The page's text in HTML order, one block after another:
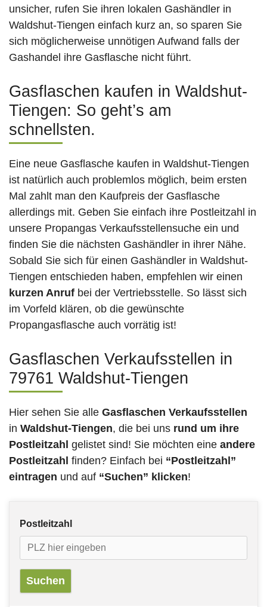
unsicher, rufen Sie ihren lokalen Gashändler in
Waldshut-Tiengen einfach kurz an, so sparen Sie
sich möglicherweise unnötigen Aufwand falls der
Gashandel ihre Gasflasche nicht führt.
Gasflaschen kaufen in Waldshut-
Tiengen: So geht’s am
schnellsten.
Eine neue Gasflasche kaufen in Waldshut-Tiengen
ist natürlich auch problemlos möglich, beim ersten
Mal zahlt man den Kaufpreis der Gasflasche
allerdings mit. Geben Sie einfach ihre Postleitzahl in
unsere Propangas Verkaufsstellensuche ein und
finden Sie die nächsten Gashändler in ihrer Nähe.
Sobald Sie sich für einen Gashändler in Waldshut-
Tiengen entschieden haben, empfehlen wir einen
kurzen Anruf bei der Vertriebsstelle. So lässt sich
im Vorfeld klären, ob die gewünschte
Propangasflasche auch vorrätig ist!
Gasflaschen Verkaufsstellen in
79761 Waldshut-Tiengen
Hier sehen Sie alle Gasflaschen Verkaufsstellen
in Waldshut-Tiengen, die bei uns rund um ihre
Postleitzahl gelistet sind! Sie möchten eine andere
Postleitzahl finden? Einfach bei “Postleitzahl”
eintragen und auf “Suchen” klicken!
Postleitzahl